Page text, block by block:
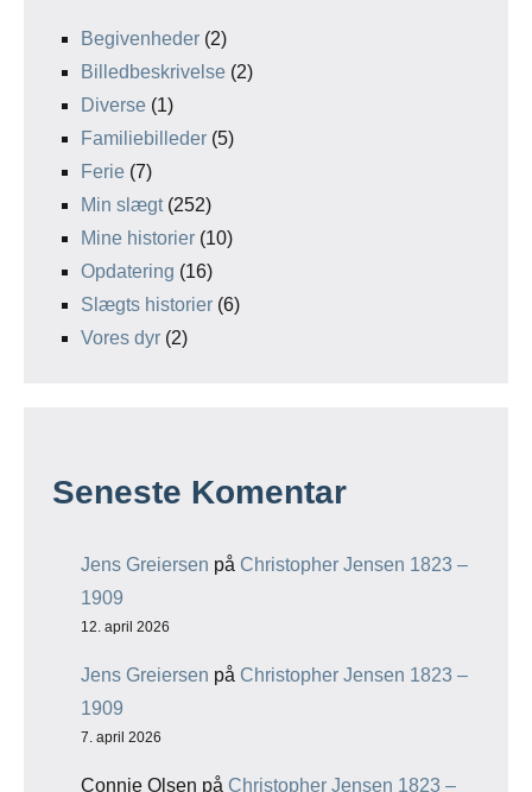
Begivenheder (2)
Billedbeskrivelse (2)
Diverse (1)
Familiebilleder (5)
Ferie (7)
Min slægt(252)
Mine historier (10)
Opdatering (16)
Slægts historier (6)
Vores dyr (2)
Seneste Komentar
Jens Greiersen på Christopher Jensen 1823 –
1909
12. april 2026
Jens Greiersen på Christopher Jensen 1823 –
1909
7. april 2026
Connie Olsen på Christopher Jensen 1823 –